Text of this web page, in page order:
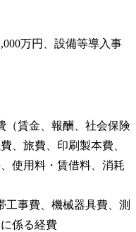
万円、設備等導入事
（賃金、報酬、社会保険
、旅費、印刷製本費、
使用料・賃借料、消耗
工事費、機械器具費、測
係る経費